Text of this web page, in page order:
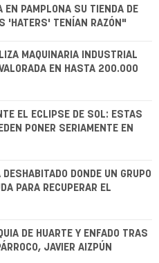
EN PAMPLONA SU TIENDA DE
'HATERS' TENÍAN RAZÓN"
MAQUINARIA INDUSTRIAL
EN HASTA 200.000
EL ECLIPSE DE SOL: ESTAS
PONER SERIAMENTE EN
DONDE UN GRUPO
PARA RECUPERAR EL
DE HUARTE Y ENFADO TRAS
JAVIER AIZPÚN